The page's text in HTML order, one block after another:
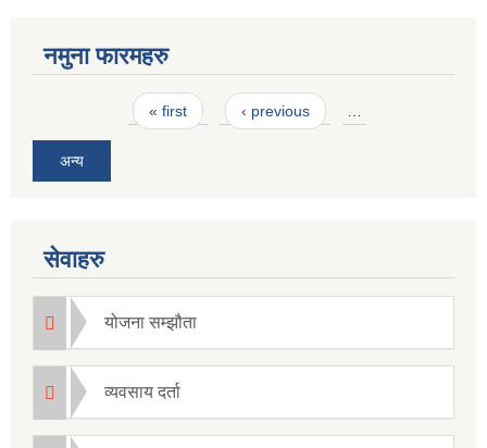
नमुना फारमहरु
« first ‹ previous
अन्य
सेवाहरु
योजना सम्झौता
व्यवसाय दर्ता